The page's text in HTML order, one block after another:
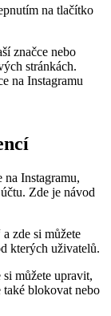
na tlačítko
značce nebo
stránkách.
na Instagramu
na Instagramu,
Zde je návod
zde si můžete
kterých uživatelů.
si můžete upravit,
také blokovat nebo